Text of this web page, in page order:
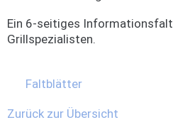
Ein 6-seitiges
Grillspezialisten.
Faltblätter
Zurück zur Übersicht